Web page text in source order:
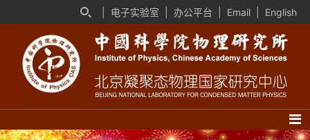
电子实验室 办公平台 Email English